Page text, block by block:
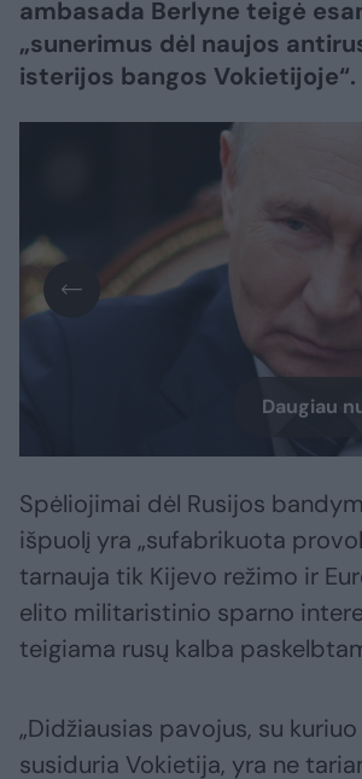
ambasada Berlyne teigė
„sunerimus dėl naujos
isterijos bangos Vokietijoje“.
Daugiau
Spėliojimai dėl Rusijos
išpuolį yra „sufabrikuota
tarnauja tik Kijevo režimo ir
elito militaristinio sparno
teigiama rusų kalba
„Didžiausias pavojus, su
susiduria Vokietija, yra ne